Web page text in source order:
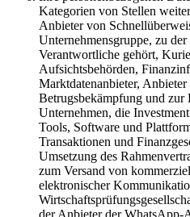
Kategorien von Stellen
Anbieter von
Unternehmensgruppe, zu
Verantwortliche gehört,
Aufsichtsbehörden,
Marktdatenanbieter,
Betrugsbekämpfung und zur
Unternehmen, die
Tools, Software und
Transaktionen und
Umsetzung des
zum Versand von
elektronischer
der Anbieter der WhatsApp-